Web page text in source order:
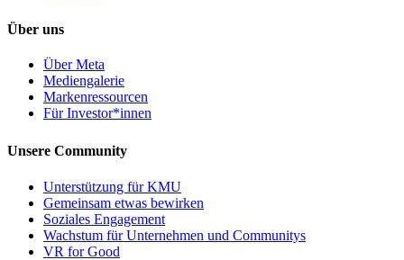
Über uns
Über Meta
Mediengalerie
Markenressourcen
Für Investor*innen
Unsere Community
Unterstützung für KMU
Gemeinsam etwas bewirken
Soziales Engagement
Wachstum für Unternehmen und Communitys
VR for Good